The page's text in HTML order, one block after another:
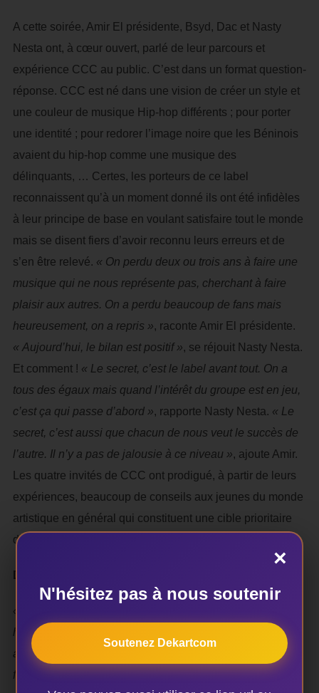
A cette soirée, Amir El présidente, Bsyd, Dac et Nasty
Nesta ont, à cœur ouvert, parlé de leur parcours et
expérience CCC au public. C’est dans un format question-
réponse. CCC est né dans une vision de créer un style et
une couleur de musique Hip-hop différents ; pour porter
une identité ; pour redorer l’image noire que les Béninois
avaient du hip-hop comme une musique des
délinquants, … Certes, les porteurs de ce label
reconnaissent qu’à un moment donné ils ont été infidèles
à leur principe de base en voulant satisfaire tout le monde
mais se disent fiers d’avoir reconnu leurs erreurs et de
s’en être relevé. « On perdu deux ou trois ans à faire une
musique qui ne nous représente pas, cherchant à faire
plaisir aux autres. On a perdu beaucoup de fans mais
heureusement, on a repris », raconte Amir El présidente.
« Aujourd’hui, le bilan est positif », se réjouit Nasty Nesta.
Et comment ! « Le secret, c’est le label avant tout. On a
tous des égaux mais quand l’intérêt du groupe est en jeu,
c’est ça qui passe d’abord », rapporte Nasty Nesta. « Le
secret, c’est aussi que chacun de nous veut le succès de
l’autre. Il n’y a pas de jalousie à ce niveau », ajoute Amir.
Les quatre invités de CCC ont prodigué, à partir de leurs
expériences, beaucoup de conseils aux jeunes du monde
artistique en général qui constituent une cible prioritaire
du festival DALAH’SH.
« DALAH’SH est un festival international de musique hip-
hop et de toute musique dérivée du hip-hop qui permet
aux jeunes talents confirmés comme en herbe de pouvoir
faire matière sur scène aux côtés d’autres stars parce
×
N'hésitez pas à nous soutenir
Soutenez Dekartcom